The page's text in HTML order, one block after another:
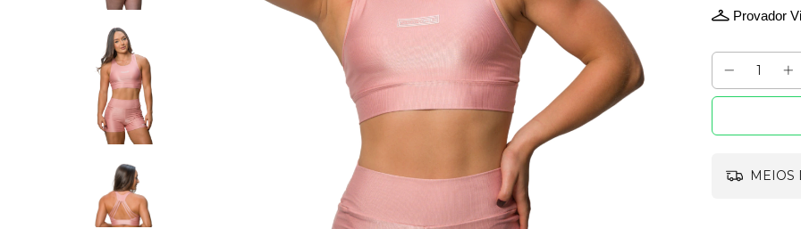
Provador
MEIOS